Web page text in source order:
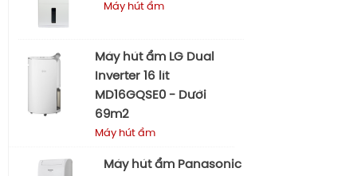
Máy hút ẩm
Máy hút ẩm LG Dual
Inverter 16 lít
MD16GQSE0 - Dưới
69m2
Máy hút ẩm
Máy hút ẩm Panasonic